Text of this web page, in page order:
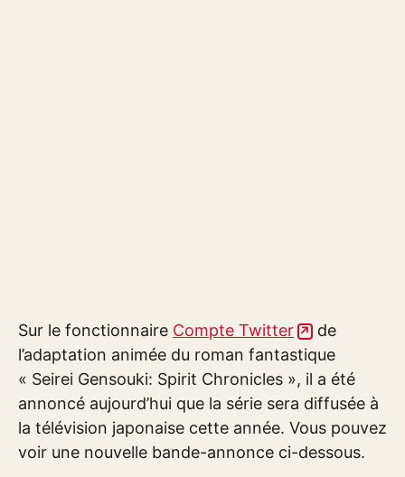
Sur le fonctionnaire Compte Twitter
de
l’adaptation animée du roman fantastique
« Seirei Gensouki: Spirit Chronicles », il a été
annoncé aujourd’hui que la série sera diffusée à
la télévision japonaise cette année. Vous pouvez
voir une nouvelle bande-annonce ci-dessous.